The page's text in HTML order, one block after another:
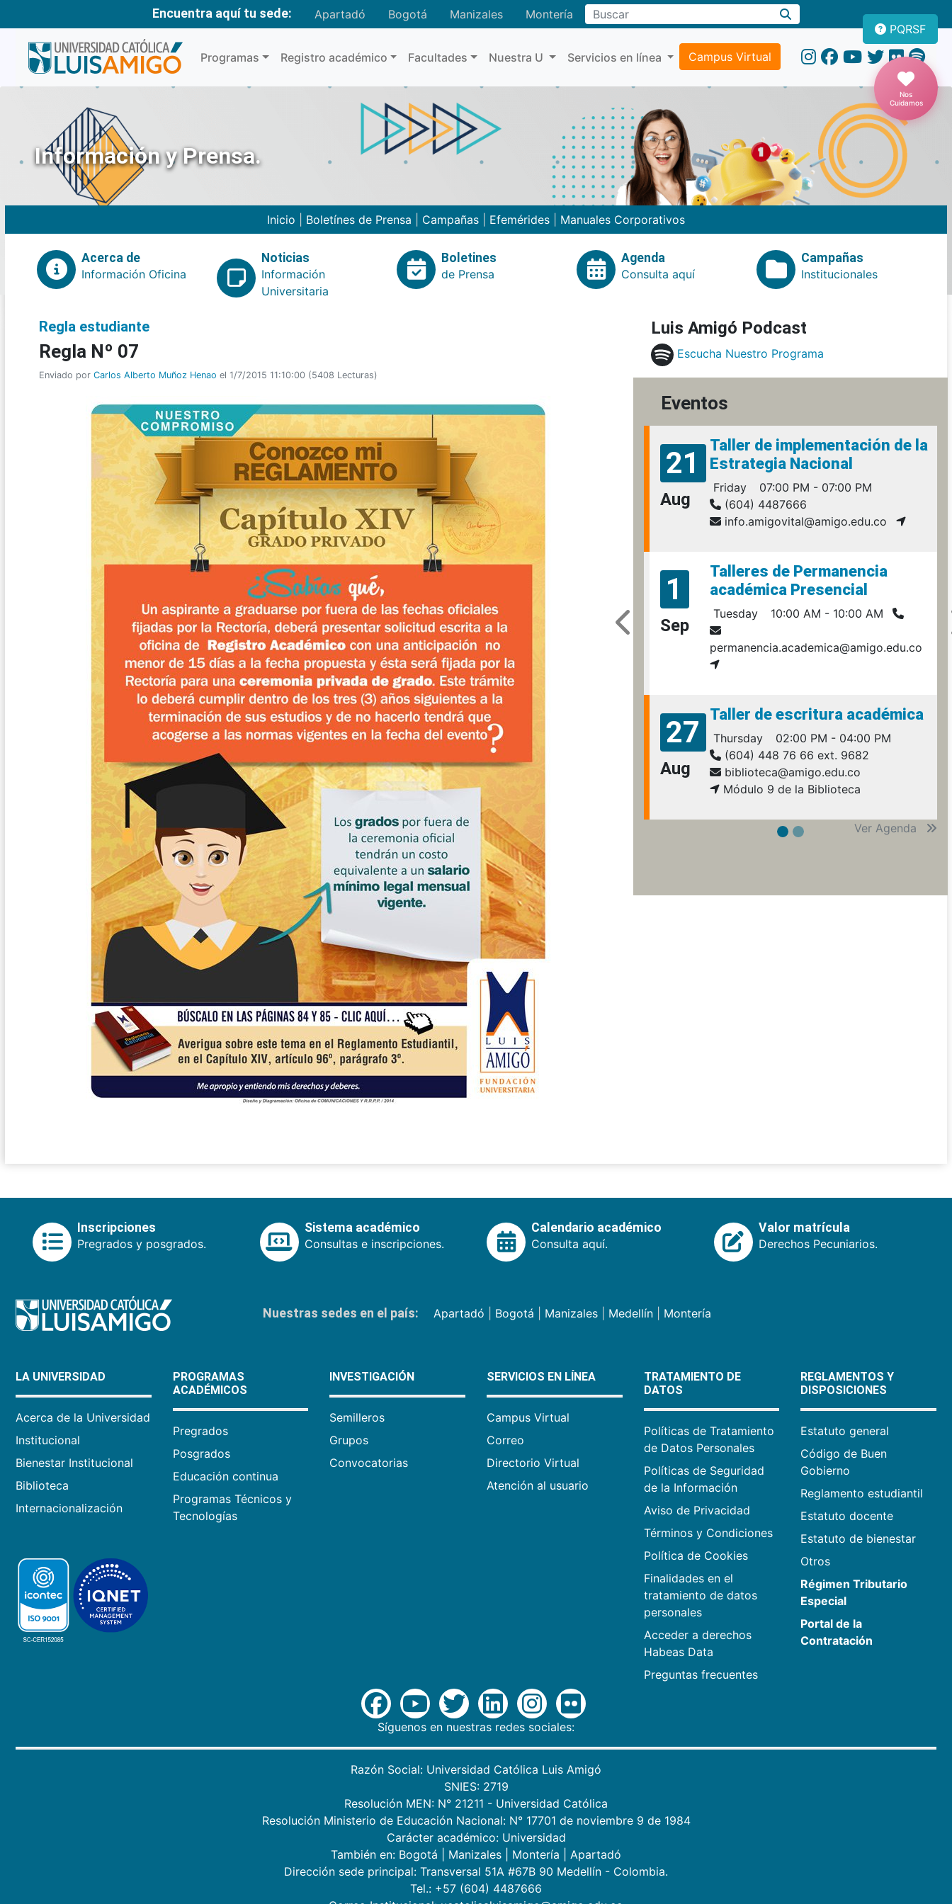
Encuentra aquí tu sede: Apartadó Bogotá Manizales MonteríaBuscar
Programas Registro académico Facultades Nuestra U Servicios en línea Campus Virtual
PQRSF
Nos
Cuidamos
Información y Prensa.
Inicio Boletínes de Prensa Campañas Efemérides Manuales Corporativos
Acerca de
Información Oficina
Noticias
Información
Universitaria
Boletines
de Prensa
Agenda
Consulta aquí
Campañas
Institucionales
Regla estudiante
Regla Nº 07
Enviado por Carlos Alberto Muñoz Henao el 1/7/2015 11:10:00 (5408 Lecturas)
Luis Amigó Podcast
Escucha Nuestro Programa
Eventos
21
Aug
Taller de implementación de la
Estrategia Nacional
Friday
07:00 PM - 07:00 PM
(604) 4487666
info.amigovital@amigo.edu.co
1
Sep
Talleres de Permanencia
académica Presencial
Tuesday 10:00 AM - 10:00 AM
permanencia.academica@amigo.edu.co
27
Aug
Taller de escritura académica
Thursday
02:00 PM - 04:00 PM
(604) 448 76 66 ext. 9682
biblioteca@amigo.edu.co
Módulo 9 de la Biblioteca
Ver Agenda
Inscripciones
Pregrados y posgrados.
Sistema académico
Consultas e inscripciones.
Calendario académico
Consulta aquí.
Valor matrícula
Derechos Pecuniarios.
Nuestras sedes en el país: Apartadó Bogotá Manizales| Medellín| Montería
LA UNIVERSIDAD
Acerca de la Universidad
Institucional
Bienestar Institucional
Biblioteca
Internacionalización
PROGRAMAS
ACADÉMICOS
Pregrados
Posgrados
Educación continua
Programas Técnicos y
Tecnologías
INVESTIGACIÓN
Semilleros
Grupos
Convocatorias
SERVICIOS EN LÍNEA
Campus Virtual
Correo
Directorio Virtual
Atención al usuario
TRATAMIENTO DE
DATOS
Políticas de Tratamiento
de Datos Personales
Políticas de Seguridad
de la Información
Aviso de Privacidad
Términos y Condiciones
Política de Cookies
Finalidades en el
tratamiento de datos
personales
Acceder a derechos
Habeas Data
Preguntas frecuentes
REGLAMENTOS Y
DISPOSICIONES
Estatuto general
Código de Buen
Gobierno
Reglamento estudiantil
Estatuto docente
Estatuto de bienestar
Otros
Régimen Tributario
Especial
Portal de la
Contratación
Síguenos en nuestras redes sociales:
Razón Social: Universidad Católica Luis Amigó
SNIES: 2719
Resolución MEN: N° 21211 - Universidad Católica
Resolución Ministerio de Educación Nacional: N° 17701 de noviembre 9 de 1984
Carácter académico: Universidad
También en: Bogotá Manizales Montería
Apartadó
Dirección sede principal: Transversal 51A #67B 90 Medellín - Colombia.
Tel.: +57 (604) 4487666